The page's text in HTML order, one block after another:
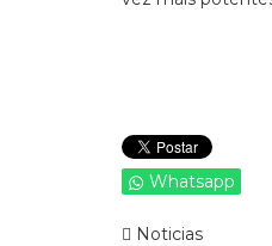
Whatsapp
Noticias